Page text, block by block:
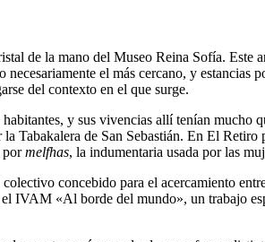
de la mano del Museo Reina Sofía. Este
el más cercano, y estancias
del contexto en el que surge.
y sus vivencias allí tenían mucho
Tabakalera de San Sebastián. En El
pormelfhas, la indumentaria usada por las
concebido para el acercamiento
IVAM «Al borde del mundo», un trabajo